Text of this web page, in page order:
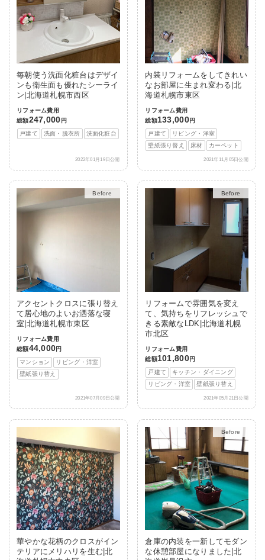
毎朝使う洗面化粧台はデザイ
ンも衛生面も優れたシーライ
ン|北海道札幌市西区
リフォーム費用
総額247,000 円
戸建て
洗面・脱衣所 洗面化粧台
2022年01月19日公開
内装リフォームをしてきれい
なお部屋に生まれ変わる|北
海道札幌市東区
リフォーム費用
総額133,000円
戸建て
リビング・洋室
壁紙張り替え
床材 カーペット
2021年11月05日公開
After
アクセントクロスに張り替え
て居心地のよいお洒落な寝
室|北海道札幌市東区
リフォーム費用
総額44,000円
マンション
リビング・洋室
壁紙張り替え
2021年07月09日公開
After
リフォームで雰囲気を変え
て、気持ちをリフレッシュで
きる素敵なLDK|北海道札幌
市北区
リフォーム費用
総額101,800円
戸建て
キッチン・ダイニング
リビング・洋室
壁紙張り替え
2021年05月21日公開
華やかな花柄のクロスがイン
テリアにメリハリを生む|北
After
倉庫の内装を一新してモダン
な休憩部屋になりました|北